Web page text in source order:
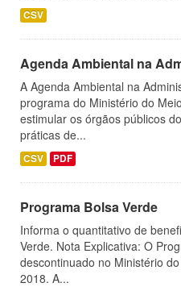
CSV
Agenda Ambiental na
A Agenda Ambiental na
programa do Ministério do
estimular os órgãos públicos
práticas de...
CSV PDF
Programa Bolsa Verde
Informa o quantitativo de
Verde. Nota Explicativa: O
descontinuado no Ministério
2018. A...